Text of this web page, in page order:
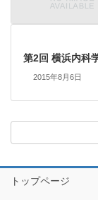
第2回 横浜内科
2015年8月6日
トップページ